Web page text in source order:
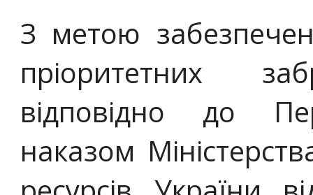
З метою
пріоритетних
відповідно до
наказом